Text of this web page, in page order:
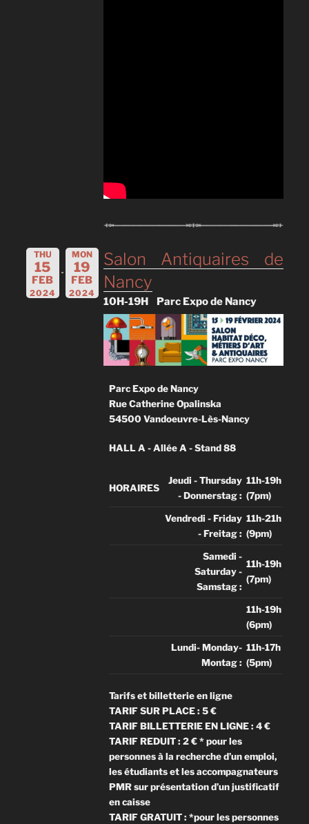
THU
15
FEB
2024
MON
19
FEB
2024
Salon Antiquaires de
Nancy
10H-19H Parc Expo de Nancy
Parc Expo de Nancy
Rue Catherine Opalinska
54500 Vandoeuvre-Lès-Nancy
HALL A - Allée A - Stand 88
HORAIRES
Jeudi - Thursday
- Donnerstag :
11h-19h
(7pm)
Vendredi - Friday
- Freitag :
11h-21h
(9pm)
Samedi -
Saturday -
Samstag :
11h-19h
(7pm)
11h-19h
(6pm)
Lundi- Monday-
Montag :
11h-17h
(5pm)
Tarifs et billetterie en ligne
TARIF SUR PLACE : 5 €
TARIF BILLETTERIE EN LIGNE : 4 €
TARIF REDUIT : 2 € * pour les
personnes à la recherche d’un emploi,
les étudiants et les accompagnateurs
PMR sur présentation d’un justificatif
en caisse
TARIF GRATUIT : *pour les personnes